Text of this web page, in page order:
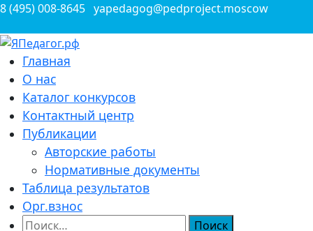
Перейти
содержимому
8 (495) 008-8645 yapedagog@pedproject.moscow
ЯПедагог.рф
Всероссийские конкурсы для педагогов
Главная
О нас
Каталог конкурсов
Контактный центр
Публикации
Авторские работы
Нормативные документы
Таблица результатов
Орг.взнос
Найти: